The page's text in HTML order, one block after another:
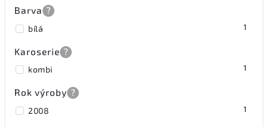
Barva ?
bílá 1
Karoserie ?
kombi 1
Rok výroby ?
2008 1